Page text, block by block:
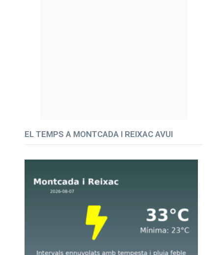
EL TEMPS A MONTCADA I REIXAC AVUI